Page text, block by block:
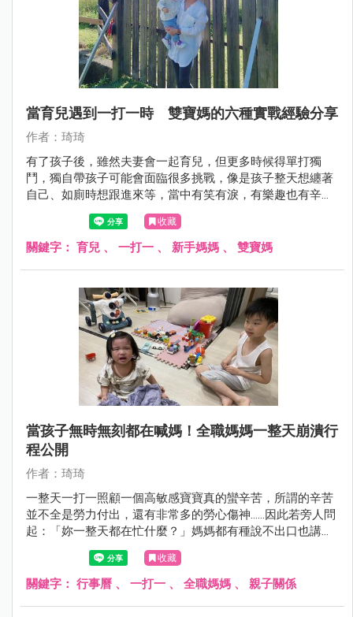
當育兒遇到一打一時 雙寶媽的六種實戰經驗分享
作者：琦琦
有了孩子後，雖然夫妻會一起育兒，但更多時候得單打獨
鬥，獨自帶孩子可能會面臨很多挑戰，像是孩子整天想纏著
自己、如廁時想跟進來等，當中有笑有淚，有樂趣也有辛苦
的地方，回想這幾年帶小包、小喵的經驗，我這個雙寶媽從
新手媽媽到現在，真的也累積不少心得。
收藏
關鍵字： 育兒 、 一打一 、 新手媽媽 、 雙寶媽
當孩子無時無刻都在喊媽！全職媽媽一整天崩潰行
程公開
作者：琦琦
一整天一打一照顧一個高敏感寶寶真的蠻辛苦，所謂的辛苦
並不全是勞力付出，還有非常多的勞心傷神……因此若旁人問
起：「妳一整天都在忙什麼？」媽媽都有種說不出口也講不
明白的無奈及無力感。
收藏
關鍵字： 行事曆 、 一打一 、 全職媽媽 、 親子關係